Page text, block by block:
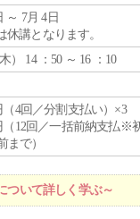
～ 7月 4日
休講となります。
木） 14 ：50 ～ 16 ：10
（4回／分割支払い）×3
（12回／一括前納支払※
まで）
ついて詳しく学ぶ～